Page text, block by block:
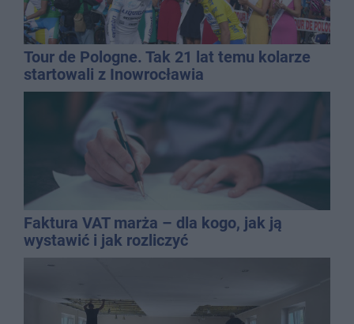
Tour de Pologne. Tak 21 lat temu kolarze
startowali z Inowrocławia
Faktura VAT marża – dla kogo, jak ją
wystawić i jak rozliczyć